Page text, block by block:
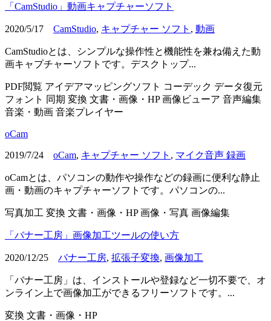
「CamStudio」動画キャプチャーソフト
2020/5/17 CamStudio, キャプチャー ソフト , 動画
CamStudioとは、シンプルな操作性と機能性を兼ね備えた動
画キャプチャーソフトです。デスクトップ...
PDF閲覧 アイデアマッピングソフト コーデック データ復元
フォント 同期 変換 文書・画像・HP 画像ビューア 音声編集
音楽・動画 音楽プレイヤー
oCam
2019/7/24 oCam, キャプチャー ソフト , マイク音声 録画
oCamとは、パソコンの動作や操作などの録画に便利な静止
画・動画のキャプチャーソフトです。パソコンの...
写真加工 変換 文書・画像・HP 画像・写真 画像編集
「バナー工房」画像加工ツールの使い方
2020/12/25 バナー工房, 拡張子変換, 画像加工
「バナー工房」は、インストールや登録など一切不要で、オ
ンライン上で画像加工ができるフリーソフトです。...
変換 文書・画像・HP